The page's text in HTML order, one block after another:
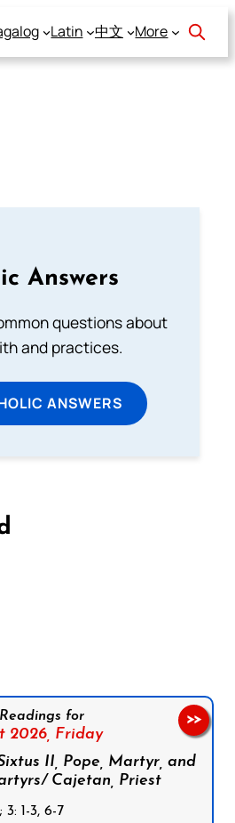
Latin 中文 More
Answers
questions about
and practices.
ANSWERS
for
2026, Friday
II, Pope, Martyr, and
Cajetan, Priest
1-3, 6-7
>>